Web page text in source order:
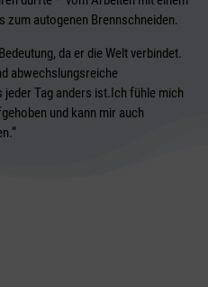
zum autogenen Brennschneiden.
da er die Welt verbindet.
abwechslungsreiche
Tag anders ist.Ich fühle mich
und kann mir auch